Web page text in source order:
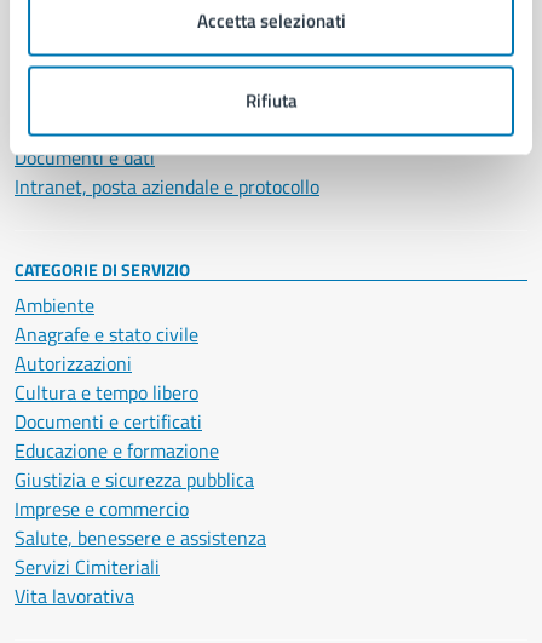
Accetta selezionati
Rifiuta
Enti e fondazioni
Personale amministrativo
Documenti e dati
Intranet, posta aziendale e protocollo
CATEGORIE DI SERVIZIO
Ambiente
Anagrafe e stato civile
Autorizzazioni
Cultura e tempo libero
Documenti e certificati
Educazione e formazione
Giustizia e sicurezza pubblica
Imprese e commercio
Salute, benessere e assistenza
Servizi Cimiteriali
Vita lavorativa